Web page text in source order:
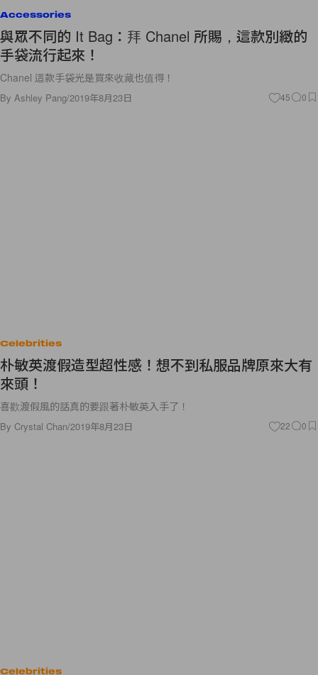
Accessories
與眾不同的 It Bag：拜 Chanel 所賜，這款別緻的
手袋流行起來！
Chanel 這款手袋光是買來收藏也值得！
By Ashley Pang/2019年8月23日 45 0
Celebrities
朴敏英渡假造型超性感！想不到私服品牌原來大有
來頭！
喜歡渡假風的話真的要跟著朴敏英入手了！
By Crystal Chan/2019年8月23日 22 0
Celebrities